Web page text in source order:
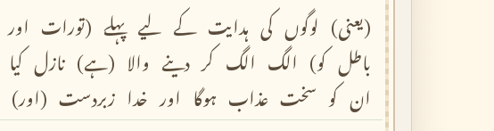
(یعنی) لوگوں کی ہدایت کے لیے پہلے (تورات اور
باطل کو) الگ الگ کر دینے والا (ہے) نازل کیا
ان کو سخت عذاب ہوگا اور خدا زبردست (اور)